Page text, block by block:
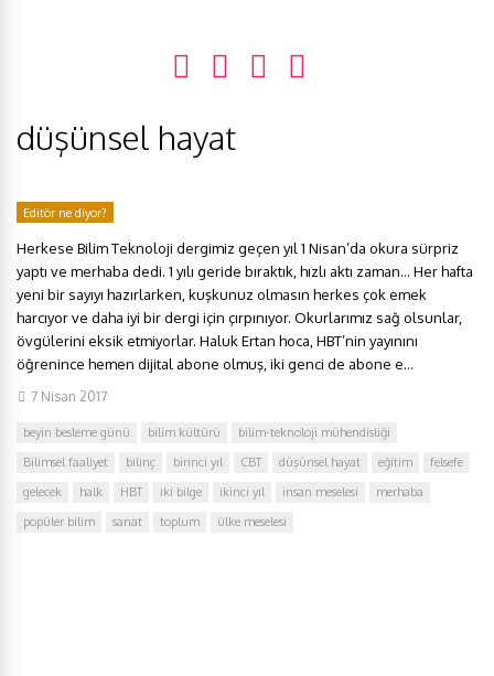
düşünsel hayat
Editör ne diyor?
Herkese Bilim Teknoloji dergimiz geçen yıl 1 Nisan’da okura sürpriz
yaptı ve merhaba dedi. 1 yılı geride bıraktık, hızlı aktı zaman… Her hafta
yeni bir sayıyı hazırlarken, kuşkunuz olmasın herkes çok emek
harcıyor ve daha iyi bir dergi için çırpınıyor. Okurlarımız sağ olsunlar,
övgülerini eksik etmiyorlar. Haluk Ertan hoca, HBT’nin yayınını
öğrenince hemen dijital abone olmuş, iki genci de abone e...
7 Nisan 2017
beyin besleme günü bilim kültürü
bilim-teknoloji mühendisliği
Bilimsel faaliyet
bilinç birinci yıl CBT düşünsel hayat eğitim
felsefe
gelecek
halk HBT iki bilge ikinci yıl insan meselesi
merhaba
popüler bilim
sanat toplum ülke meselesi